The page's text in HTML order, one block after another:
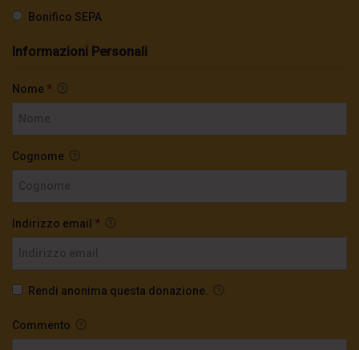
Bonifico SEPA
Informazioni Personali
Nome *
Cognome
Indirizzo email *
Rendi anonima questa donazione.
Commento